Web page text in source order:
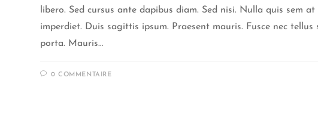
libero. Sed cursus ante dapibus diam. Sed nisi. Nulla quis sem
imperdiet. Duis sagittis ipsum. Praesent mauris. Fusce nec tellus
porta. Mauris…
0 COMMENTAIRE